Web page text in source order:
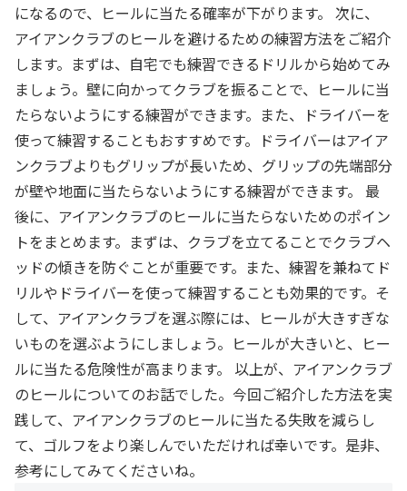
になるので、ヒールに当たる確率が下がります。 次に、
アイアンクラブのヒールを避けるための練習方法をご紹介
します。まずは、自宅でも練習できるドリルから始めてみ
ましょう。壁に向かってクラブを振ることで、ヒールに当
たらないようにする練習ができます。また、ドライバーを
使って練習することもおすすめです。ドライバーはアイア
ンクラブよりもグリップが長いため、グリップの先端部分
が壁や地面に当たらないようにする練習ができます。 最
後に、アイアンクラブのヒールに当たらないためのポイン
トをまとめます。まずは、クラブを立てることでクラブヘ
ッドの傾きを防ぐことが重要です。また、練習を兼ねてド
リルやドライバーを使って練習することも効果的です。そ
して、アイアンクラブを選ぶ際には、ヒールが大きすぎな
いものを選ぶようにしましょう。ヒールが大きいと、ヒー
ルに当たる危険性が高まります。 以上が、アイアンクラブ
のヒールについてのお話でした。今回ご紹介した方法を実
践して、アイアンクラブのヒールに当たる失敗を減らし
て、ゴルフをより楽しんでいただければ幸いです。是非、
参考にしてみてくださいね。